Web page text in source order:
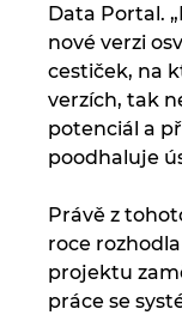
Data Portal.
nové verzi
cestiček, na
verzích, tak
potenciál a
poodhaluje
Právě z
roce
projektu
práce se